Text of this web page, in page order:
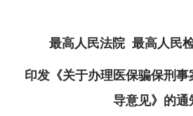
最高人民法院 最高人民
印发《关于办理医保骗保刑
导意见》的通